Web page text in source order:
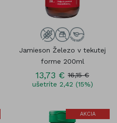
Jamieson Železo v tekutej
forme 200ml
13,73 € 16,15 €
ušetríte 2,42 (15%)
AKCIA